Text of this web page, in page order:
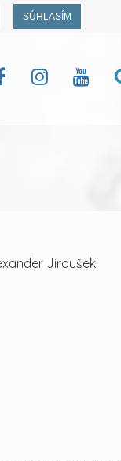
SÚHLASÍM